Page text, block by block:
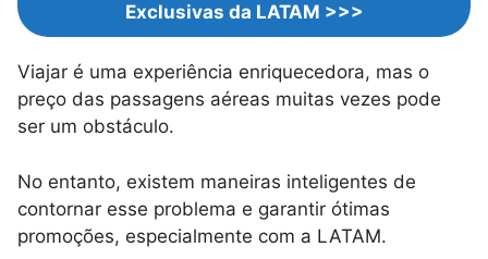
Exclusivas da LATAM >>>
Viajar é uma experiência enriquecedora, mas o
preço das passagens aéreas muitas vezes pode
ser um obstáculo.
No entanto, existem maneiras inteligentes de
contornar esse problema e garantir ótimas
promoções, especialmente com a LATAM.